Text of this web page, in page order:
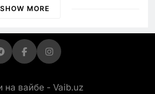
«кашу без сахара»
SHOW MORE
на вайбе - Vaib.uz